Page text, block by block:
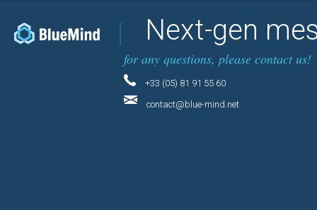
Next-gen
for any questions, please contact us!
+33 (05) 81 91 55 60
contact@blue-mind.net